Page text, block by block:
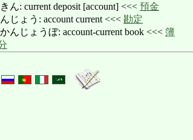
ん: current deposit [account] <<< 預金
じょう: account current <<< 勘定
んじょうぼ: account-current book <<< 簿